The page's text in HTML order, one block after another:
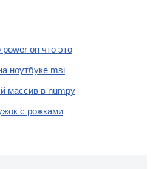
on что это
ноутбуке msi
массив в numpy
с рожками